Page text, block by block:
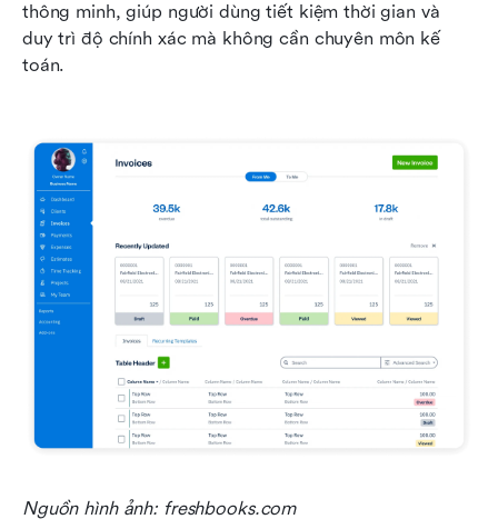
thông minh, giúp người dùng tiết kiệm thời gian và
duy trì độ chính xác mà không cần chuyên môn kế
toán.
Nguồn hình ảnh: freshbooks.com